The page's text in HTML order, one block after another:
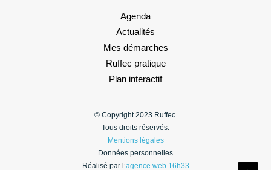
Agenda
Actualités
Mes démarches
Ruffec pratique
Plan interactif
© Copyright 2023 Ruffec.
Tous droits réservés.
Mentions légales
Données personnelles
Réalisé par l’agence web 16h33